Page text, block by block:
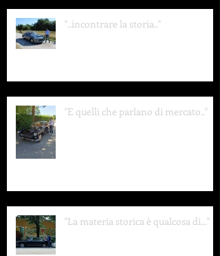
"..incontrare la storia.."
"E quelli che parlano di mercato.."
"La materia storica è qualcosa di..."